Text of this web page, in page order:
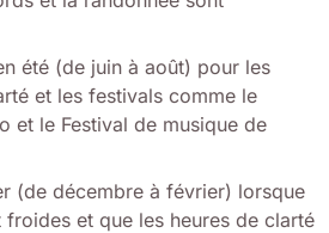
été (de juin à août) pour les
et les festivals comme le
et le Festival de musique de
(de décembre à février) lorsque
froides et que les heures de clarté